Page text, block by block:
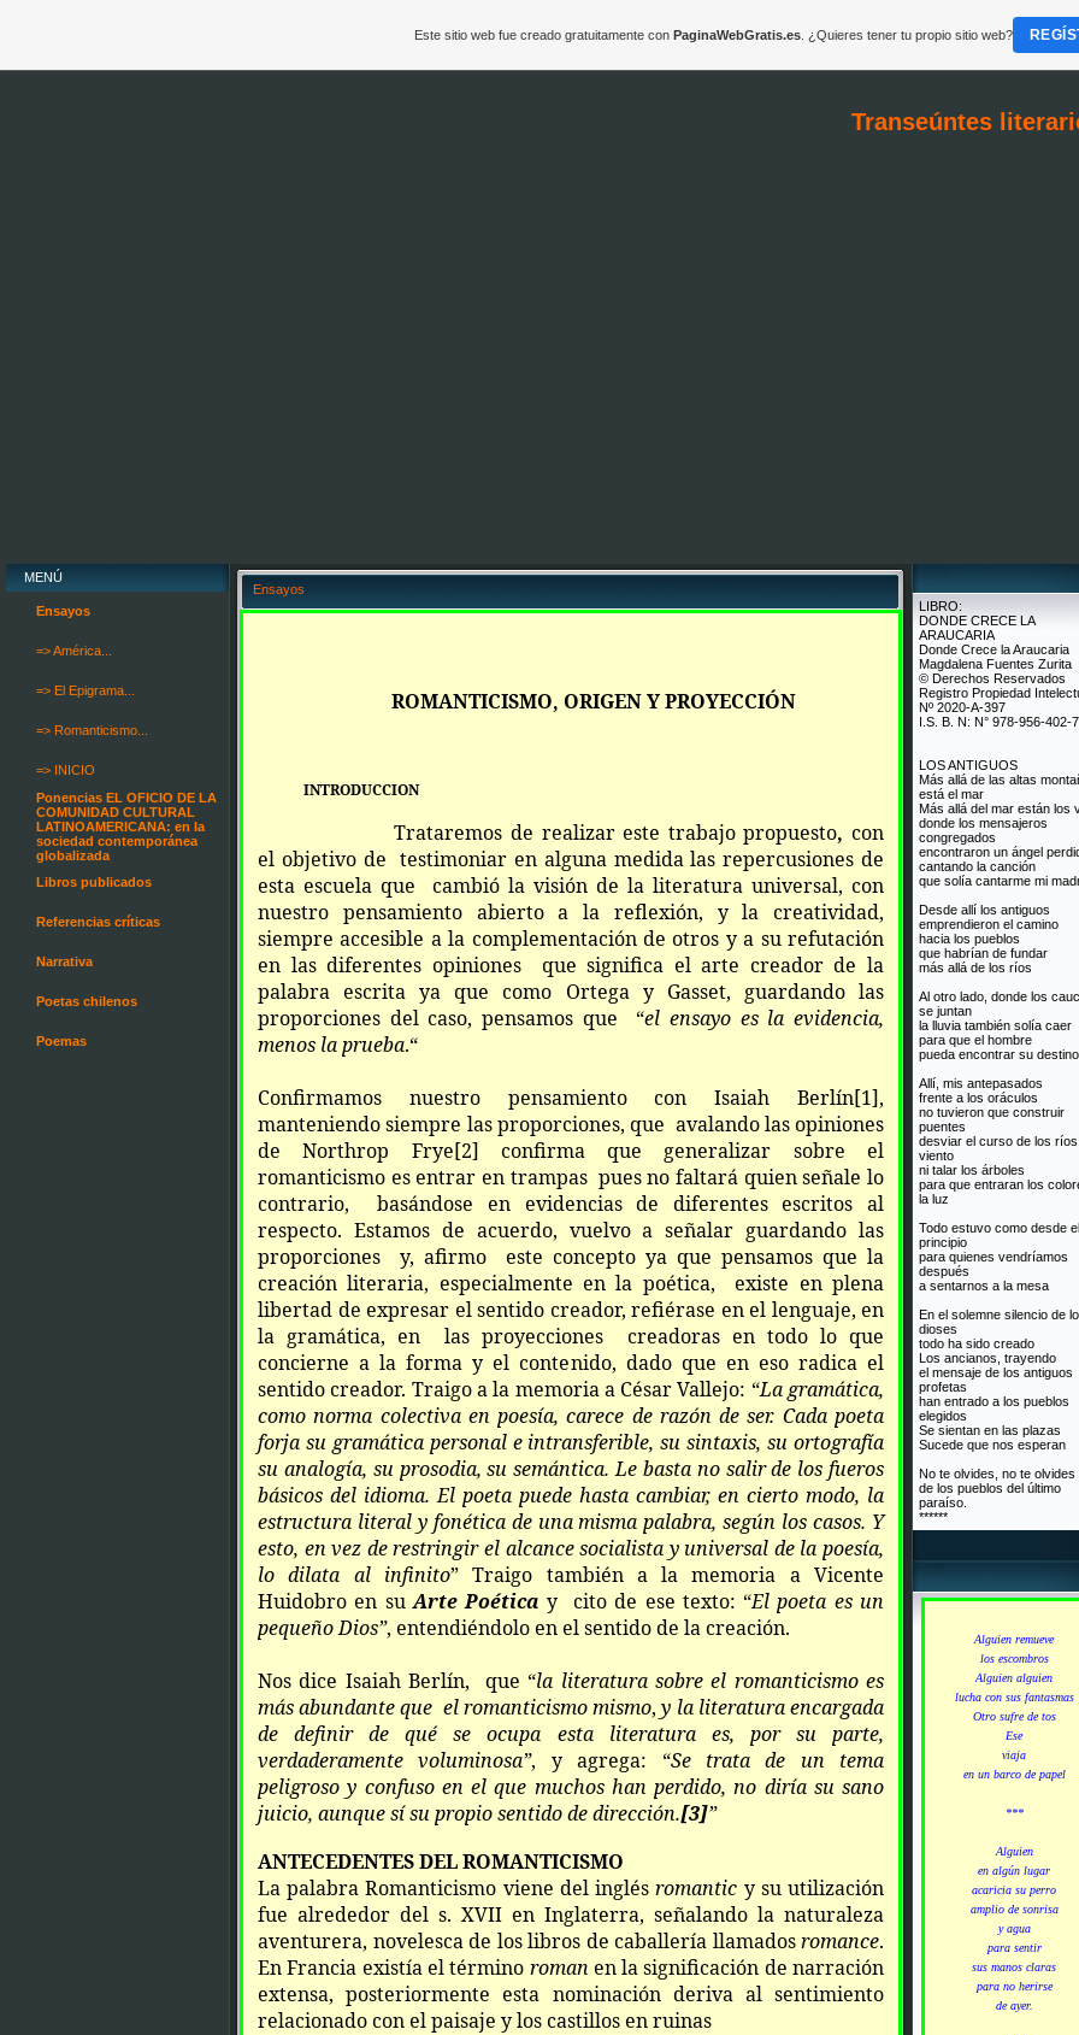
Transeúntes
MENÚ
Ensayos
=> América...
=> El Epigrama...
=> Romanticismo...
=> INICIO
Ponencias EL OFICIO DE LA
COMUNIDAD CULTURAL
LATINOAMERICANA: en la
sociedad contemporánea
globalizada
Libros publicados
Referencias críticas
Narrativa
Poetas chilenos
Poemas
Ensayos
ROMANTICISMO, ORIGEN Y PROYECCIÓN
INTRODUCCION
Trataremos de realizar este trabajo propuesto,con
el objetivo de testimoniar en alguna medida las repercusiones de
esta escuela que cambió la visión de la literatura universal, con
nuestro pensamiento abierto a la reflexión, y la creatividad,
siempre accesible a la complementación de otros y a su refutación
en las diferentes opiniones que significa el arte creador de la
palabra escrita ya que como Ortega y Gasset, guardando las
proporciones del caso, pensamos que “el ensayo es la evidencia,
menos la prueba.“
Confirmamos nuestro pensamiento con Isaiah Berlín[1],
manteniendo siempre las proporciones, que avalando las opiniones
de Northrop Frye[2] confirma que generalizar sobre el
romanticismo es entrar en trampas pues no faltará quien señale lo
contrario, basándose en evidencias de diferentes escritos al
respecto. Estamos de acuerdo, vuelvo a señalar guardando las
proporciones y, afirmo este concepto ya que pensamos que la
creación literaria, especialmente en la poética, existe en plena
libertad de expresar el sentido creador, refiérase en el lenguaje, en
la gramática, en las proyecciones creadoras en todo lo que
concierne a la forma y el contenido, dado que en eso radica el
sentido creador. Traigo a la memoria a César Vallejo: “La gramática,
como norma colectiva en poesía, carece de razón de ser. Cada poeta
forja su gramática personal e intransferible, su sintaxis, su ortografía
su analogía, su prosodia, su semántica. Le basta no salir de los fueros
básicos del idioma. El poeta puede hasta cambiar, en cierto modo, la
estructura literal y fonética de una misma palabra, según los casos. Y
esto, en vez de restringir el alcance socialista y universal de la poesía,
lo dilata al infinito” Traigo también a la memoria a Vicente
Huidobro en suArte Poéticay cito de ese texto: “El poeta es un
pequeño Dios”, entendiéndolo en el sentido de la creación.
Nos dice Isaiah Berlín, que “la literatura sobre el romanticismo es
más abundante que el romanticismo mismo, y la literatura encargada
de definir de qué se ocupa esta literatura es, por su parte,
verdaderamente voluminosa”, y agrega: “Se trata de un tema
peligroso y confuso en el que muchos han perdido, no diría su sano
juicio, aunque sí su propio sentido de dirección.[3]”
ANTECEDENTES DEL ROMANTICISMO
La palabra Romanticismo viene del inglésromantic y su utilización
fue alrededor del s. XVII en Inglaterra, señalando la naturaleza
aventurera, novelesca de los libros de caballería llamadosromance.
En Francia existía el término roman en la significación de narración
extensa, posteriormente esta nominación deriva al sentimiento
relacionado con el paisaje y los castillos en ruinas
LIBRO:
DONDE CRECE LA
ARAUCARIA
Donde Crece la Araucaria
Magdalena Fuentes Zurita
© Derechos Reservados
Registro Propiedad
Nº 2020-A-397
I.S. B. N: N° 978-956-402-
LOS ANTIGUOS
Más allá de las altas
está el mar
Más allá del mar están los
donde los mensajeros
congregados
encontraron un ángel
cantando la canción
que solía cantarme mi
Desde allí los antiguos
emprendieron el camino
hacia los pueblos
que habrían de fundar
más allá de los ríos
Al otro lado, donde los
se juntan
la lluvia también solía caer
para que el hombre
pueda encontrar su destino
Allí, mis antepasados
frente a los oráculos
no tuvieron que construir
puentes
desviar el curso de los
viento
ni talar los árboles
para que entraran los
la luz
Todo estuvo como desde el
principio
para quienes vendríamos
después
a sentarnos a la mesa
En el solemne silencio de
dioses
todo ha sido creado
Los ancianos, trayendo
el mensaje de los antiguos
profetas
han entrado a los pueblos
elegidos
Se sientan en las plazas
Sucede que nos esperan
No te olvides, no te olvides
de los pueblos del último
paraíso.
******
Alguien remueve
los escombros
Alguien alguien
lucha con sus fantasmas
Otro sufre de tos
Ese
viaja
en un barco de papel
***
Alguien
en algún lugar
acaricia su perro
amplio de sonrisa
y agua
para sentir
sus manos claras
para no herirse
de ayer.
Este sitio web fue creado gratuitamente con PaginaWebGratis.es. ¿Quieres tener tu propio sitio web?